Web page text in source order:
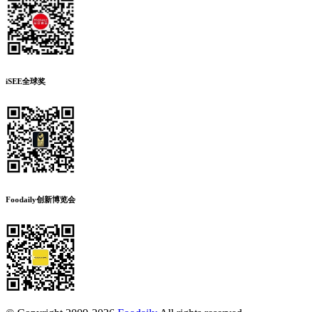
iSEE全球奖
Foodaily创新博览会